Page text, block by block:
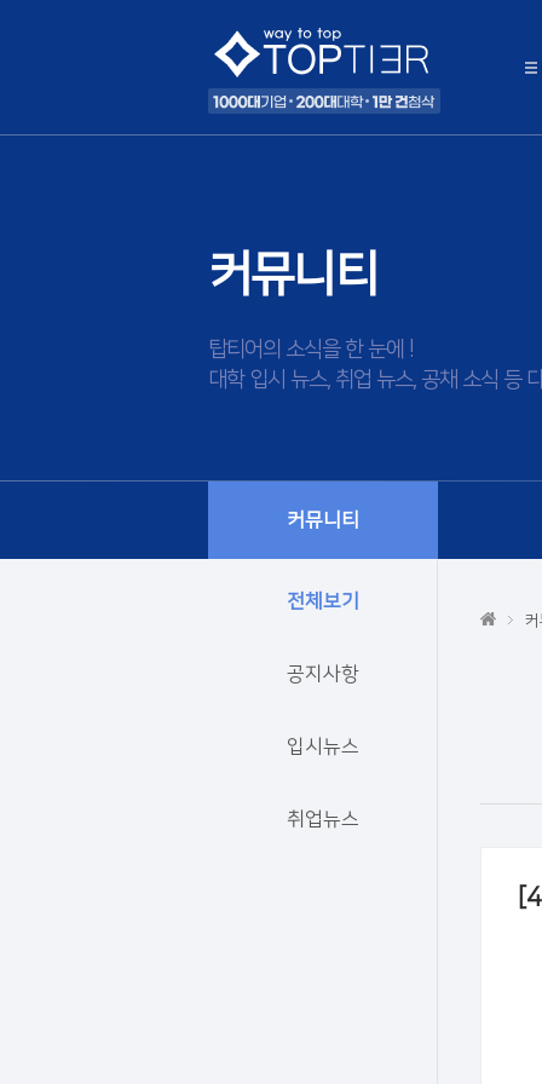
커뮤니티
탑티어의 소식을 한 눈에 !
대학 입시 뉴스, 취업 뉴스, 공채 소식 등
커뮤니티
전체보기
공지사항
입시뉴스
취업뉴스
커